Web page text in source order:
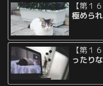
【第１
極めら
【第１
ったり